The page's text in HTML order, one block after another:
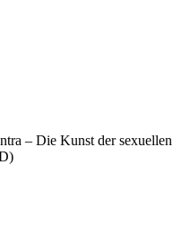
– Die Kunst der sexuellen